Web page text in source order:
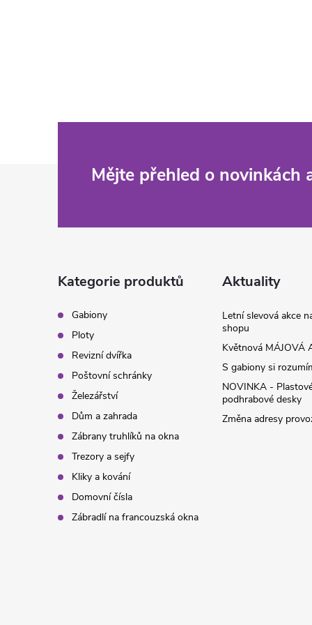
Mějte přehled o novinkách
Kategorie produktů
Gabiony
Ploty
Revizní dvířka
Poštovní schránky
Železářství
Dům a zahrada
Zábrany truhlíků na okna
Trezory a sejfy
Kliky a kování
Domovní čísla
Zábradlí na francouzská okna
Aktuality
Letní slevová akce
shopu
Květnová MÁJOVÁ
S gabiony si
NOVINKA -
podhrabové desky
Změna adresy